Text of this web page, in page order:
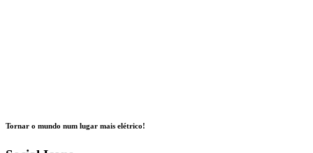
Tornar o mundo num lugar mais elétrico!